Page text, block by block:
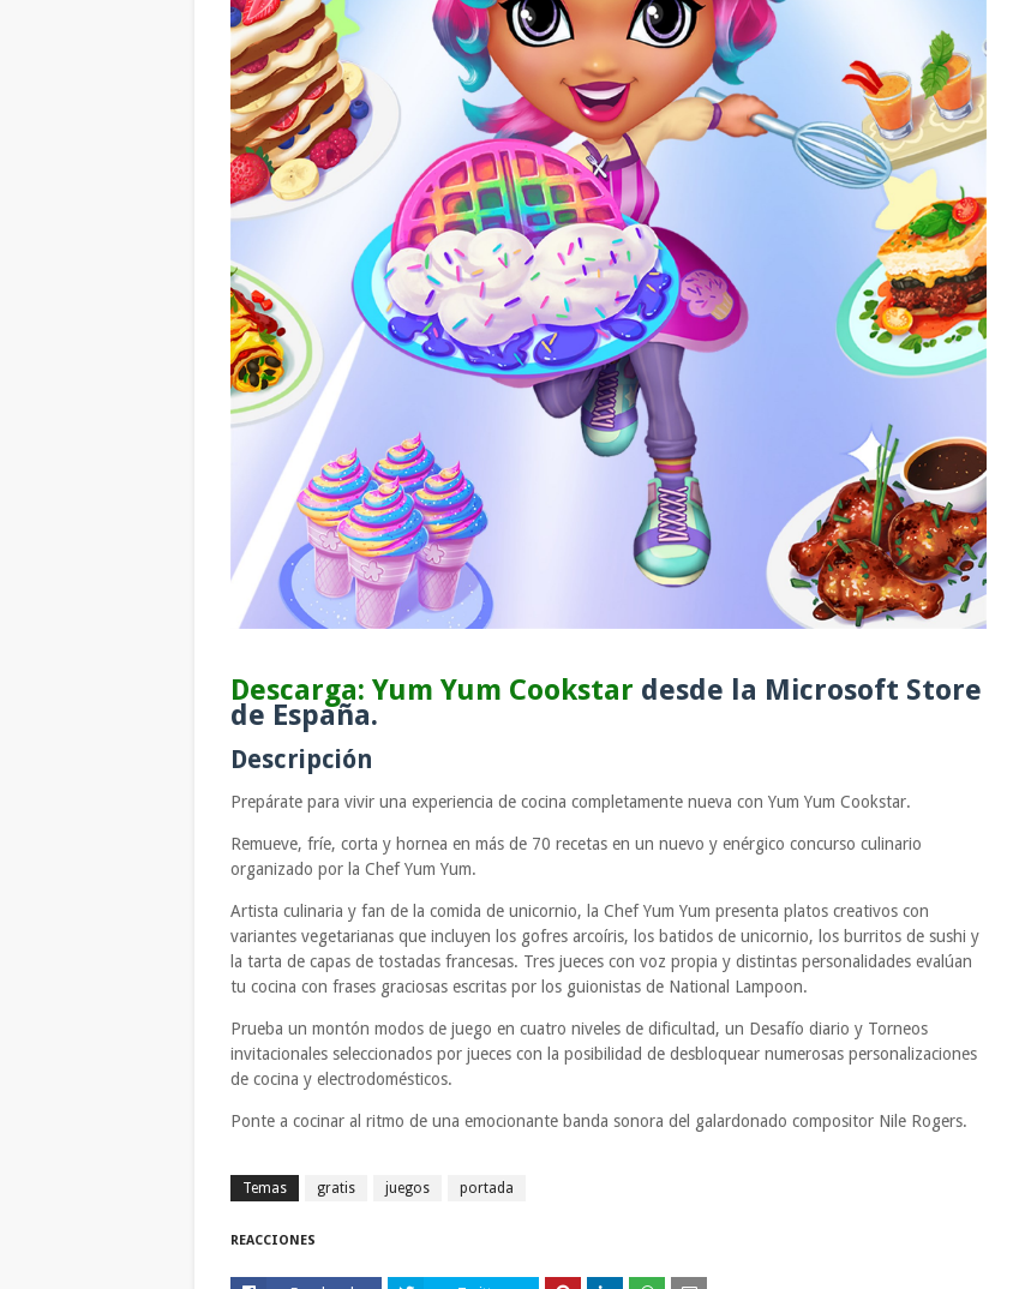
Descarga: Yum Yum Cookstar desde la Microsoft Store
de España.
Descripción
Prepárate para vivir una experiencia de cocina completamente nueva con Yum Yum Cookstar.
Remueve, fríe, corta y hornea en más de 70 recetas en un nuevo y enérgico concurso culinario
organizado por la Chef Yum Yum.
Artista culinaria y fan de la comida de unicornio, la Chef Yum Yum presenta platos creativos con
variantes vegetarianas que incluyen los gofres arcoíris, los batidos de unicornio, los burritos de sushi y
la tarta de capas de tostadas francesas. Tres jueces con voz propia y distintas personalidades evalúan
tu cocina con frases graciosas escritas por los guionistas de National Lampoon.
Prueba un montón modos de juego en cuatro niveles de dificultad, un Desafío diario y Torneos
invitacionales seleccionados por jueces con la posibilidad de desbloquear numerosas personalizaciones
de cocina y electrodomésticos.
Ponte a cocinar al ritmo de una emocionante banda sonora del galardonado compositor Nile Rogers.
Temas gratis juegos portada
REACCIONES